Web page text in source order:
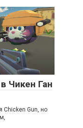
Чикен Ган
Chicken Gun, но